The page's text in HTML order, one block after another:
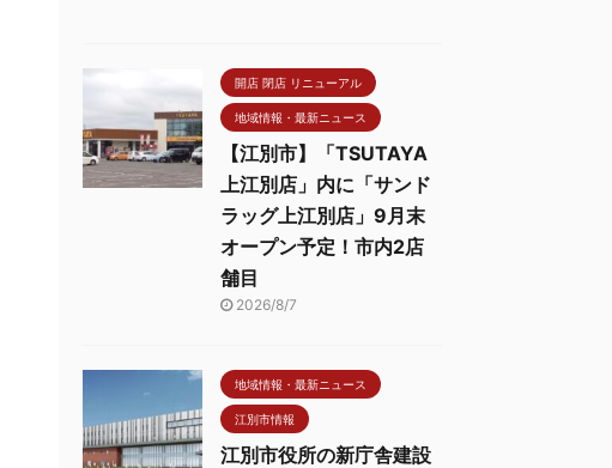
開店 閉店 リニューアル
地域情報・最新ニュース
【江別市】「TSUTAYA
上江別店」内に「サンド
ラッグ上江別店」9月末
オープン予定！市内2店
舗目
2026/8/7
地域情報・最新ニュース
江別市情報
江別市役所の新庁舎建設